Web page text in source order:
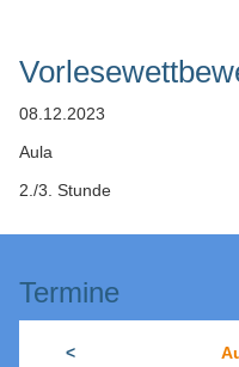
08.12.2023
Aula
2./3. Stunde
Termine
<